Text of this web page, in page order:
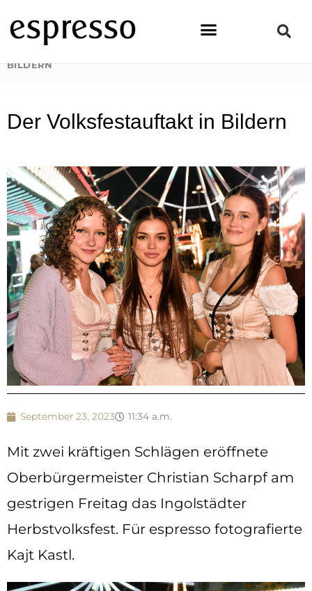
Inhalt
springen
STARTSEITE
BILDERN
Der Volksfestauftakt in Bildern
September 23, 2023 11:34 a.m.
Mit zwei kräftigen Schlägen eröffnete
Oberbürgermeister Christian Scharpf am
gestrigen Freitag das Ingolstädter
Herbstvolksfest. Für espresso fotografierte
Kajt Kastl.